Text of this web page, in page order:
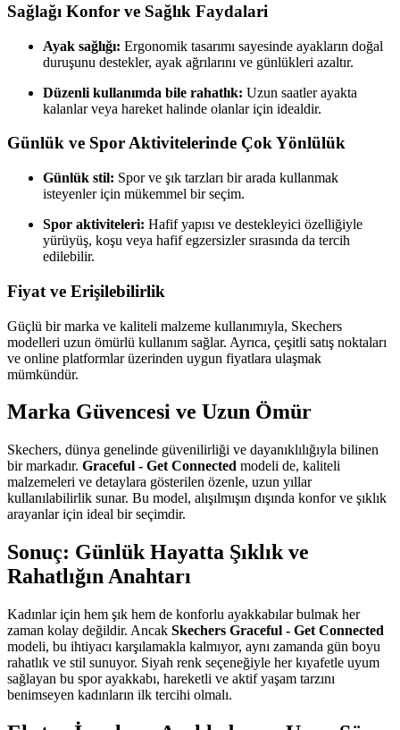
Sağlağı Konfor ve Sağlık Faydalari
Ayak sağlığı: Ergonomik tasarımı sayesinde ayakların doğal
duruşunu destekler, ayak ağrılarını ve günlükleri azaltır.
Düzenli kullanımda bile rahatlık: Uzun saatler ayakta
kalanlar veya hareket halinde olanlar için idealdir.
Günlük ve Spor Aktivitelerinde Çok Yönlülük
Günlük stil: Spor ve şık tarzları bir arada kullanmak
isteyenler için mükemmel bir seçim.
Spor aktiviteleri: Hafif yapısı ve destekleyici özelliğiyle
yürüyüş, koşu veya hafif egzersizler sırasında da tercih
edilebilir.
Fiyat ve Erişilebilirlik
Güçlü bir marka ve kaliteli malzeme kullanımıyla, Skechers
modelleri uzun ömürlü kullanım sağlar. Ayrıca, çeşitli satış noktaları
ve online platformlar üzerinden uygun fiyatlara ulaşmak
mümkündür.
Marka Güvencesi ve Uzun Ömür
Skechers, dünya genelinde güvenilirliği ve dayanıklılığıyla bilinen
bir markadır. Graceful - Get Connected modeli de, kaliteli
malzemeleri ve detaylara gösterilen özenle, uzun yıllar
kullanılabilirlik sunar. Bu model, alışılmışın dışında konfor ve şıklık
arayanlar için ideal bir seçimdir.
Sonuç: Günlük Hayatta Şıklık ve
Rahatlığın Anahtarı
Kadınlar için hem şık hem de konforlu ayakkabılar bulmak her
zaman kolay değildir. Ancak Skechers Graceful - Get Connected
modeli, bu ihtiyacı karşılamakla kalmıyor, aynı zamanda gün boyu
rahatlık ve stil sunuyor. Siyah renk seçeneğiyle her kıyafetle uyum
sağlayan bu spor ayakkabı, hareketli ve aktif yaşam tarzını
benimseyen kadınların ilk tercihi olmalı.